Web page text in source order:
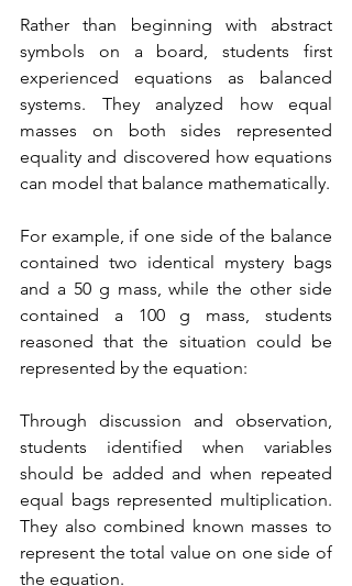
Rather than beginning with abstract
symbols on a board, students first
experienced equations as balanced
systems. They analyzed how equal
masses on both sides represented
equality and discovered how equations
can model that balance mathematically.
For example, if one side of the balance
contained two identical mystery bags
and a 50 g mass, while the other side
contained a 100 g mass, students
reasoned that the situation could be
represented by the equation:
Through discussion and observation,
students identified when variables
should be added and when repeated
equal bags represented multiplication.
They also combined known masses to
represent the total value on one side of
the equation.